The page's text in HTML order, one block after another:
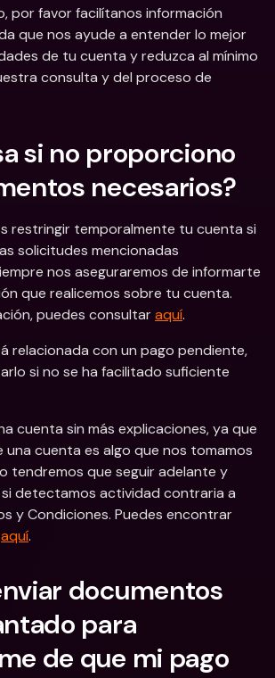
por favor facilítanos información
que nos ayude a entender lo mejor
de tu cuenta y reduzca al mínimo
consulta y del proceso de
si no proporciono
necesarios?
restringir temporalmente tu cuenta si
solicitudes mencionadas
nos aseguraremos de informarte
que realicemos sobre tu cuenta.
puedes consultar aquí.
relacionada con un pago pendiente,
si no se ha facilitado suficiente
cuenta sin más explicaciones, ya que
una cuenta es algo que nos tomamos
tendremos que seguir adelante y
detectamos actividad contraria a
y Condiciones. Puedes encontrar
aquí.
documentos
para
de que mi pago